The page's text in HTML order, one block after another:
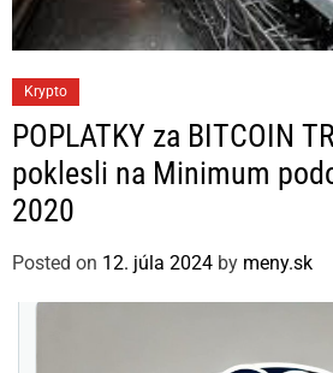
a
t
e
g
r
Krypto
POPLATKY za BITCOIN
poklesli na Minimum
2020
Posted on 12. júla 2024 by meny.sk